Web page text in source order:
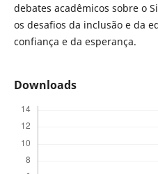
debates acadêmicos sobre o
os desafios da inclusão e da
confiança e da esperança.
Downloads